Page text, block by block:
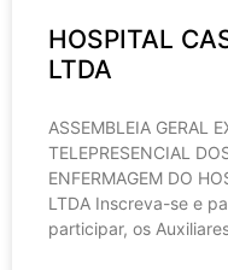
HOSPITAL
LTDA
ASSEMBLEIA GERAL
TELEPRESENCIAL
ENFERMAGEM DO
LTDA Inscreva-se e
participar, os